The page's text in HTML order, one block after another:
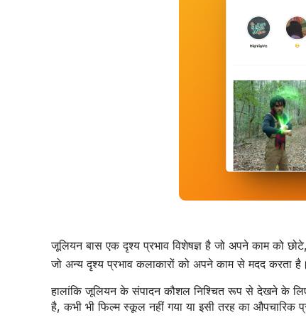
जूलियन बास एक दृश्य प्रभाव विशेषज्ञ है जो अपने काम को
जो अन्य दृश्य प्रभाव कलाकारों को अपने काम से मदद करता है।
हालांकि जूलियन के संपादन कौशल निश्चित रूप से देखने के
है, कभी भी फिल्म स्कूल नहीं गया या इसी तरह का औपचारिक